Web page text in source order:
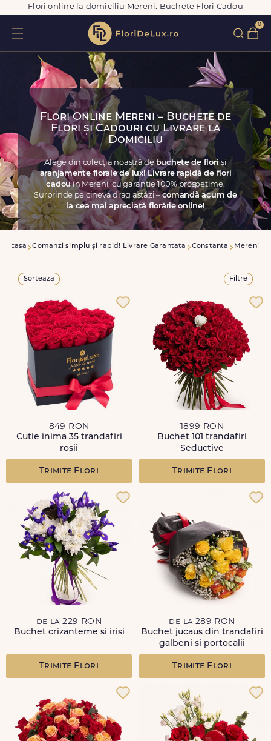
Flori online la domiciliu Mereni. Buchete Flori Cadou
0
Flori Online Mereni – Buchete de
Flori și Cadouri cu Livrare la
Domiciliu
Alege din colecția noastră de buchete de floriși
aranjamente florale de lux! Livrare rapidă de flori
cadouîn Mereni, cu garanție 100% prospețime.
Surprinde pe cineva drag astăzi –comandă acum de
la cea mai apreciată florărie online!
Acasa Comanzi simplu și rapid! Livrare Garantata Constanta Mereni
Sorteaza Filtre
849 RON
Cutie inima 35 trandafiri
rosii
Trimite Flori
1899 RON
Buchet 101 trandafiri
Seductive
Trimite Flori
de la 229 RON
Buchet crizanteme si irisi
Trimite Flori
de la 289 RON
Buchet jucaus din trandafiri
galbeni si portocalii
Trimite Flori